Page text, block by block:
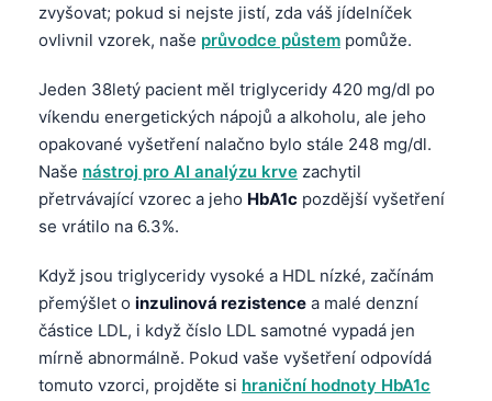
zvyšovat; pokud si nejste jistí, zda váš jídelníček
ovlivnil vzorek, naše průvodce půstem pomůže.
Jeden 38letý pacient měl triglyceridy 420 mg/dl po
víkendu energetických nápojů a alkoholu, ale jeho
opakované vyšetření nalačno bylo stále 248 mg/dl.
Naše nástroj pro AI analýzu krve zachytil
přetrvávající vzorec a jeho HbA1c pozdější vyšetření
se vrátilo na 6.3%.
Když jsou triglyceridy vysoké a HDL nízké, začínám
přemýšlet o inzulinová rezistence a malé denzní
částice LDL, i když číslo LDL samotné vypadá jen
mírně abnormálně. Pokud vaše vyšetření odpovídá
tomuto vzorci, projděte si hraniční hodnoty HbA1c